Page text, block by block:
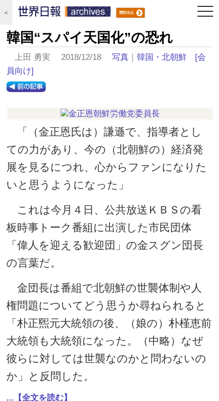
＜
韓国“スパイ天国化”の恐れ
上田 勇実 2018/12/18写真 ｜韓国・北朝鮮
[会
員向け]
「（金正恩氏は）謙遜で、指導者とし
ての力があり、今の（北朝鮮の）経済発
展を見るにつれ、心からファンになりた
いと思うようになった」
これは今月４日、公共放送ＫＢＳの看
板時事トーク番組に出演した市民団体
「偉人を迎える歓迎団」の金スグン団長
の言葉だ。
金団長は番組で北朝鮮の世襲体制や人
権問題についてどう思うか尋ねられると
「朴正煕元大統領の後、（娘の）朴槿恵前
大統領も大統領になった。（中略）なぜ
彼らに対しては世襲なのかと問わないの
か」と反問した。
...【全文を読む】